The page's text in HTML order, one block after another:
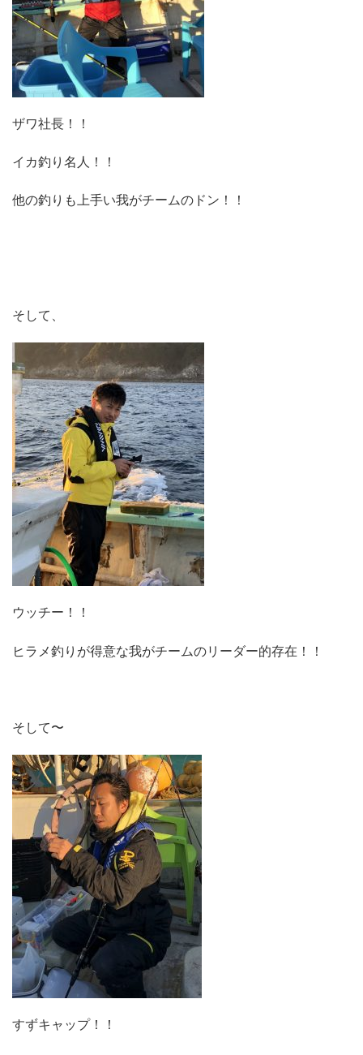
ザワ社長！！
イカ釣り名人！！
他の釣りも上手い我がチームのドン！！
そして、
ウッチー！！
ヒラメ釣りが得意な我がチームのリーダー的存在！！
そして〜
すずキャップ！！